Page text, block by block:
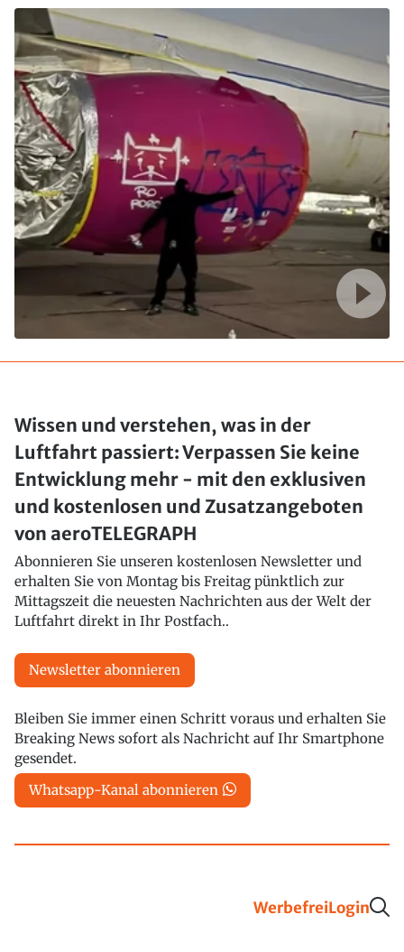
Wissen und verstehen, was in der
Luftfahrt passiert: Verpassen Sie keine
Entwicklung mehr - mit den exklusiven
und kostenlosen und Zusatzangeboten
von aeroTELEGRAPH
Abonnieren Sie unseren kostenlosen Newsletter und
erhalten Sie von Montag bis Freitag pünktlich zur
Mittagszeit die neuesten Nachrichten aus der Welt der
Luftfahrt direkt in Ihr Postfach..
Newsletter abonnieren
Bleiben Sie immer einen Schritt voraus und erhalten Sie
Breaking News sofort als Nachricht auf Ihr Smartphone
gesendet.
Whatsapp-Kanal abonnieren
WerbefreiLogin